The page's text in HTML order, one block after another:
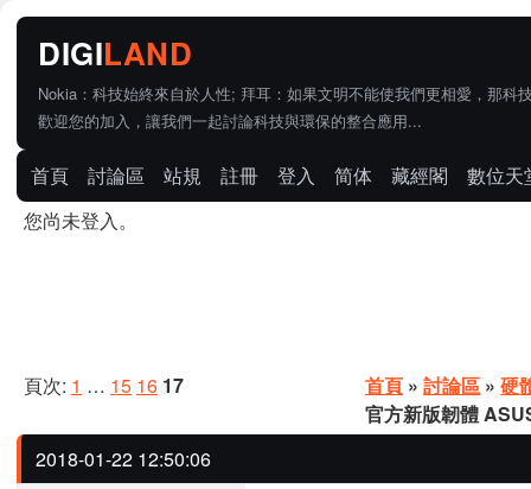
Nokia：科技始終來自於人性; 拜耳：如果文明不能使我們更相愛，那科
歡迎您的加入，讓我們一起討論科技與環保的整合應用...
首頁 討論區 站規 註冊 登入 简体 藏經閣
數位天
您尚未登入。
頁次: 1 … 15 16 17 首頁 » 討論區 » 硬
官方新版韌體
2018-01-22 12:50:06